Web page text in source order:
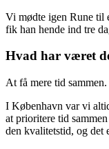
Vi mødte igen Rune til
fik han hende ind tre
Hvad har været
At få mere tid sammen.
I København var vi
at prioritere tid
den kvalitetstid, og det